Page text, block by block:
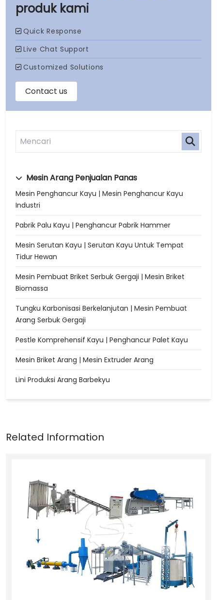
produk kami
Mesin Arang Penjualan Panas
Mesin Penghancur Kayu | Mesin Penghancur Kayu
Industri
Pabrik Palu Kayu | Penghancur Pabrik Hammer
Mesin Serutan Kayu | Serutan Kayu Untuk Tempat
Tidur Hewan
Mesin Pembuat Briket Serbuk Gergaji | Mesin Briket
Biomassa
Tungku Karbonisasi Berkelanjutan | Mesin Pembuat
Arang Serbuk Gergaji
Pestle Komprehensif Kayu | Penghancur Palet Kayu
Mesin Briket Arang | Mesin Extruder Arang
Lini Produksi Arang Barbekyu